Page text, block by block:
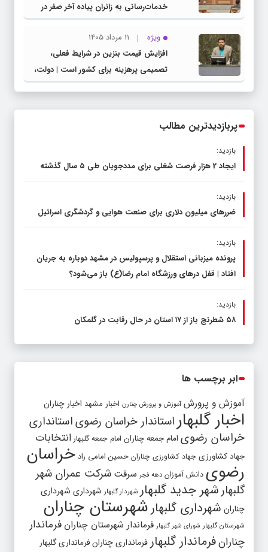
خدمات‌رسانی به زائران پیاده آخر صفر در
شهرستان چناران
ویژه
11 مرداد 1405
افزایش قیمت بنزین در شرایط فعلی،
تصمیمی پرهزینه برای کشور است | دولت،
قاچاق سوخت و عوامل اصلی ناترازی را
پربازدیدترین مطالب
بازدید:
ایجاد 2 هزار فرصت شغلی برای مددجویان طی ۵ سال گذشته
بازدید:
ضررهای میلیون دلاری برای صنعت هوایی و گردشگری اسرائیل
بازدید:
پرونده میزبانی استقلال و پرسپولیس در مشهد دوباره به جریان
افتاد | قفل در‌های ورزشگاه امام رضا(ع) باز می‌شود؟
بازدید:
۵۸ شطرنج‌ باز از ۱۷ استان در حال رقابت در گلمکان
ابر برچسب ها
آموزش و پرورش آموزش و پرورش چنارن اخبار مشهد اخبار چناران
اخبار گلبهار استاندار خراسان رضویاستانداری
خراسان رضوی امام جمعه چناران امام جمعه گلبهار انتخابات
جهاد کشاورزی جهاد کشاورزی چناران حسین امامی راد خراسان
رضوی دانش آموزان دهه فجر سرقت شرکت عمران شهر
گلبهارشهر جدید گلبهار شهردار گلبهار شهرداری شهرداری
چناران شهرداری گلبهار شهرستان چناران
شهرستان گلبهار شورای شهر گلبهار فرماندار شهرستان چناران فرماندار
چنارانفرماندار گلبهار فرمانداری چنارانفرمانداری گلبهار